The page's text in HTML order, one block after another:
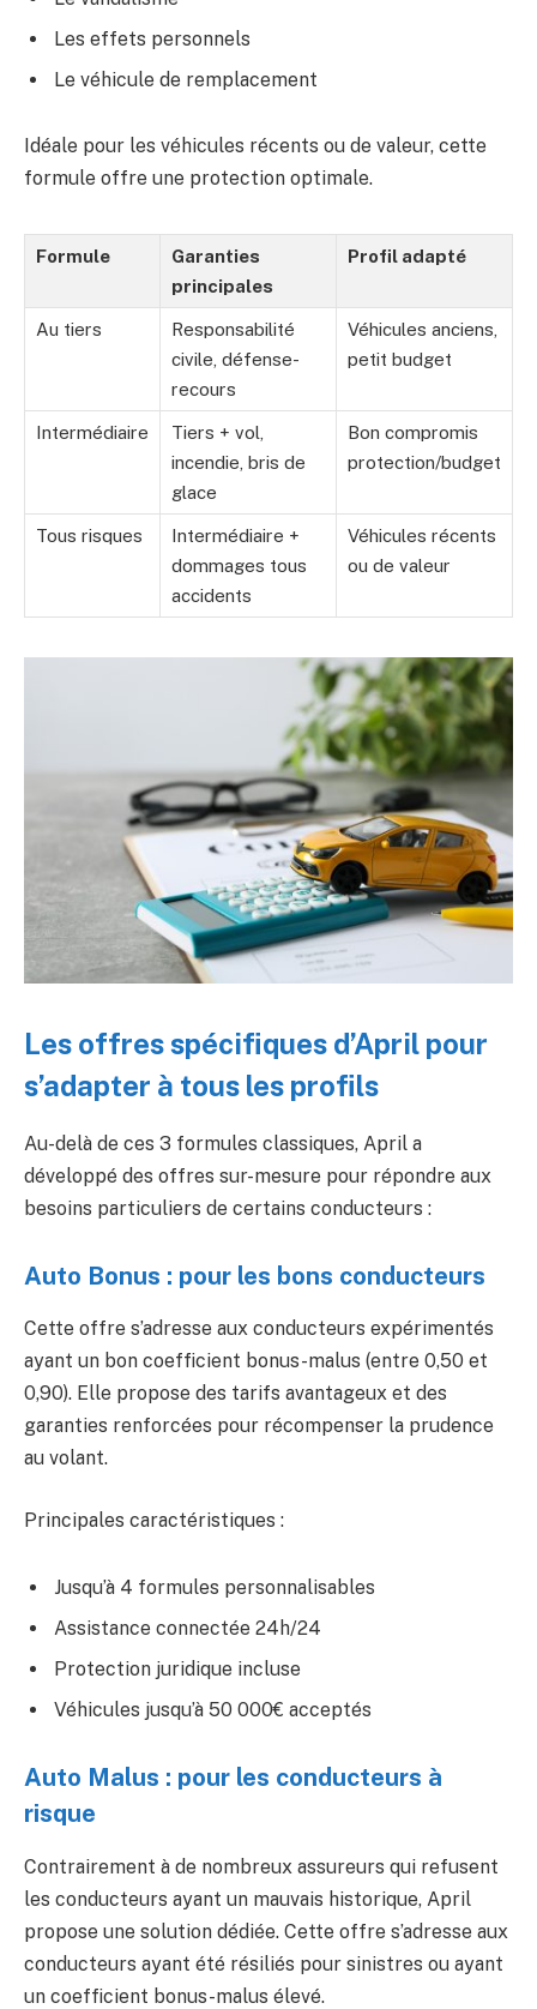
Les effets personnels
Le véhicule de remplacement
Idéale pour les véhicules récents ou de valeur, cette
formule offre une protection optimale.
Formule
Garanties
principales
Profil adapté
Au tiers
Responsabilité
civile, défense-
recours
Véhicules anciens,
petit budget
Intermédiaire
Tiers + vol,
incendie, bris de
glace
Bon compromis
protection/budget
Tous risques
Intermédiaire +
dommages tous
accidents
Véhicules récents
ou de valeur
Les offres spécifiques d’April pour
s’adapter à tous les profils
Au-delà de ces 3 formules classiques, April a
développé des offres sur-mesure pour répondre aux
besoins particuliers de certains conducteurs :
Auto Bonus : pour les bons conducteurs
Cette offre s’adresse aux conducteurs expérimentés
ayant un bon coefficient bonus-malus (entre 0,50 et
0,90). Elle propose des tarifs avantageux et des
garanties renforcées pour récompenser la prudence
au volant.
Principales caractéristiques :
Jusqu’à 4 formules personnalisables
Assistance connectée 24h/24
Protection juridique incluse
Véhicules jusqu’à 50 000€ acceptés
Auto Malus : pour les conducteurs à
risque
Contrairement à de nombreux assureurs qui refusent
les conducteurs ayant un mauvais historique, April
propose une solution dédiée. Cette offre s’adresse aux
conducteurs ayant été résiliés pour sinistres ou ayant
un coefficient bonus-malus élevé.